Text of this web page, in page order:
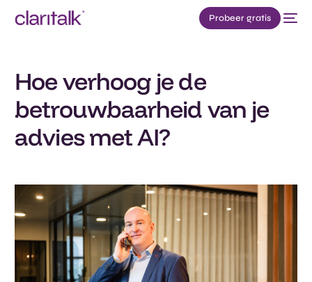
Probeer gratis
Hoe verhoog je de
betrouwbaarheid van je
advies met AI?